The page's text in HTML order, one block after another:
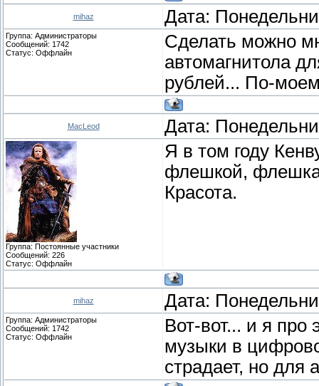
mihaz Дата:
Группа: Администраторы
Сообщений: 1742
Статус: Оффлайн
Сделать можно
автомагнитола
рублей... По-
MacLeod Дата:
Группа: Постоянные участники
Сообщений: 226
Статус: Оффлайн
Я в том году
флешкой, флешка
Красота.
mihaz Дата:
Группа: Администраторы
Сообщений: 1742
Статус: Оффлайн
Вот-вот... и я про
музыки в
страдает, но для